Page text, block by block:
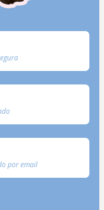
por email